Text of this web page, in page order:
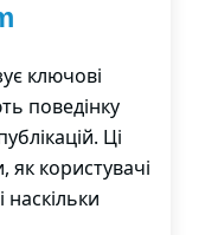
ключові
поведінку
Ці
як користувачі
наскільки